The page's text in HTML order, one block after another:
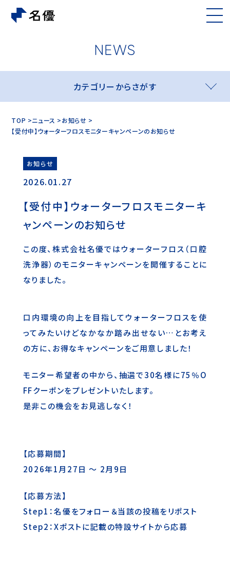
カテゴリーからさがす
TOP ニュース
お知らせ
【受付中】ウォーターフロスモニターキャンペーンのお知らせ
お知らせ
2026.01.27
【受付中】ウォーターフロスモニターキ
ャンペーンのお知らせ
この度、株式会社名優ではウォーターフロス（口腔
洗浄器）のモニターキャンペーンを開催することに
なりました。
口内環境の向上を目指してウォーターフロスを使
ってみたいけどなかなか踏み出せない…とお考え
の方に、お得なキャンペーンをご用意しました！
モニター希望者の中から、抽選で30名様に75％O
FFクーポンをプレゼントいたします。
是非この機会をお見逃しなく！
【応募期間】
2026年1月27日 ～ 2月9日
【応募方法】
Step1：名優をフォロー＆当該の投稿をリポスト
Step2：Xポストに記載の特設サイトから応募